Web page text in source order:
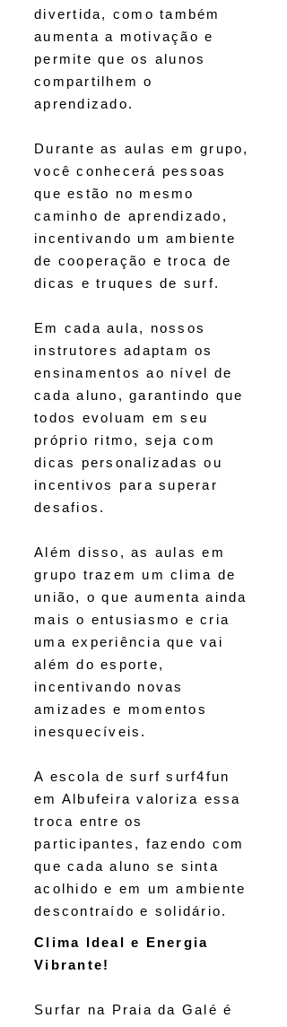
divertida, como também
aumenta a motivação e
permite que os alunos
compartilhem o
aprendizado.
Durante as aulas em grupo,
você conhecerá pessoas
que estão no mesmo
caminho de aprendizado,
incentivando um ambiente
de cooperação e troca de
dicas e truques de surf.
Em cada aula, nossos
instrutores adaptam os
ensinamentos ao nível de
cada aluno, garantindo que
todos evoluam em seu
próprio ritmo, seja com
dicas personalizadas ou
incentivos para superar
desafios.
Além disso, as aulas em
grupo trazem um clima de
união, o que aumenta ainda
mais o entusiasmo e cria
uma experiência que vai
além do esporte,
incentivando novas
amizades e momentos
inesquecíveis.
A escola de surf surf4fun
em Albufeira valoriza essa
troca entre os
participantes, fazendo com
que cada aluno se sinta
acolhido e em um ambiente
descontraído e solidário.
Clima Ideal e Energia
Vibrante!
Surfar na Praia da Galé é